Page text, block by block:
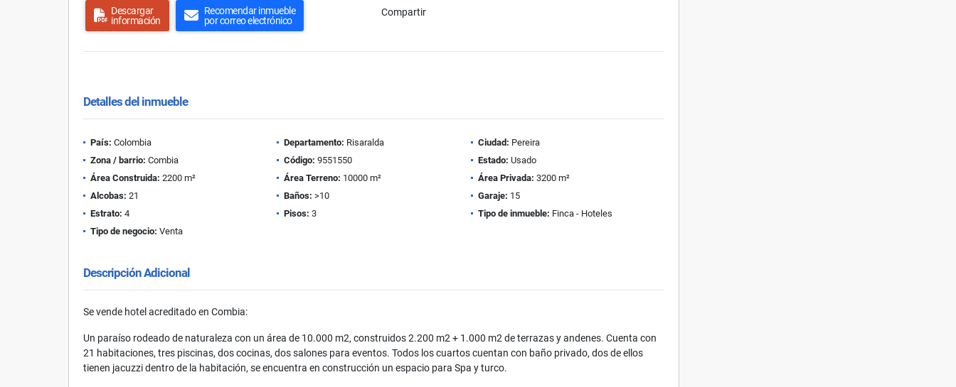
Descargar
información
Recomendar inmueble
por correo electrónico
Compartir
Detalles del inmueble
País: Colombia Departamento: Risaralda Ciudad: Pereira
Zona / barrio: Combia Código: 9551550 Estado: Usado
Área Construida: 2200 m² Área Terreno: 10000 m² Área Privada: 3200 m²
Alcobas: 21 Baños: >10 Garaje: 15
Estrato: 4 Pisos: 3 Tipo de inmueble: Finca - Hoteles
Tipo de negocio: Venta
Descripción Adicional
Se vende hotel acreditado en Combia:
Un paraíso rodeado de naturaleza con un área de 10.000 m2, construidos 2.200 m2 + 1.000 m2 de terrazas y andenes. Cuenta con
21 habitaciones, tres piscinas, dos cocinas, dos salones para eventos. Todos los cuartos cuentan con baño privado, dos de ellos
tienen jacuzzi dentro de la habitación, se encuentra en construcción un espacio para Spa y turco.